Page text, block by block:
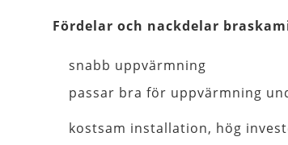
Fördelar och nackdelar
snabb uppvärmning
passar bra för uppvärmning
kostsam installation, hög